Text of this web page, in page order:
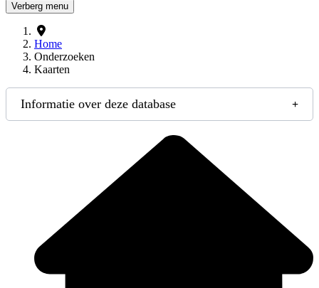
Verberg menu
Home
Onderzoeken
Kaarten
Informatie over deze database